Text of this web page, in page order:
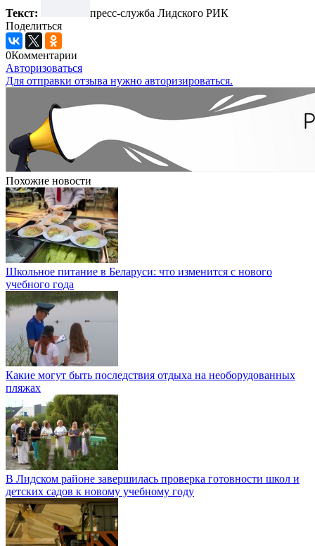
Текст:
пресс-служба Лидского РИК
Поделиться
0Комментарии
Авторизоваться
Для отправки отзыва нужно авторизироваться.
Похожие новости
Школьное питание в Беларуси: что изменится с нового
учебного года
Какие могут быть последствия отдыха на необорудованных
пляжах
В Лидском районе завершилась проверка готовности школ и
детских садов к новому учебному году